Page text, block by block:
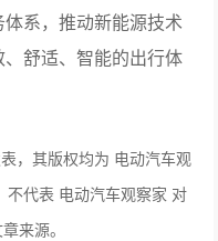
系，推动新能源技术
舒适、智能的出行体
，其版权均为 电动汽车观
不代表 电动汽车观察家 对
来源。